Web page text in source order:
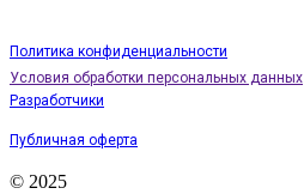
Политика конфиденциальности
Условия обработки персональных данных
Разработчики
Публичная оферта
© 2025